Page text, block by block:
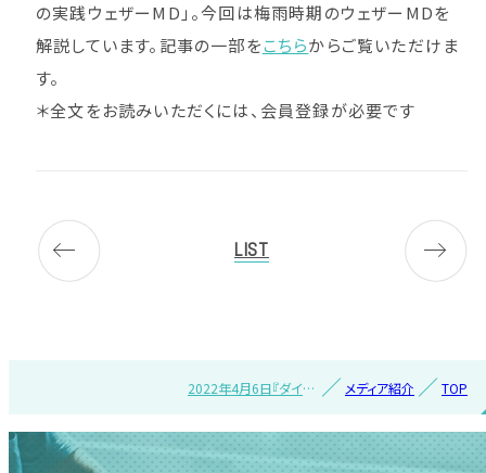
の実践ウェザーMD」。今回は梅雨時期のウェザーMDを
解説しています。記事の一部をこちらからご覧いただけま
す。
＊全文をお読みいただくには、会員登録が必要です
LIST
TOP
メディア紹介
2022年4月6日『ダイヤ
ました